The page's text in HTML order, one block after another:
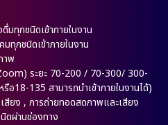
มทุกชนิดเข้าภายในงาน
ทุกชนิดเข้าภายในงาน
าพ
ระยะ 70-200 / 70-300/ 300-
18-135 สามารถนำเข้าภายในงานได้)
ยง , การถ่ายทอดสดภาพและเสียง
ดผ่านช่องทาง